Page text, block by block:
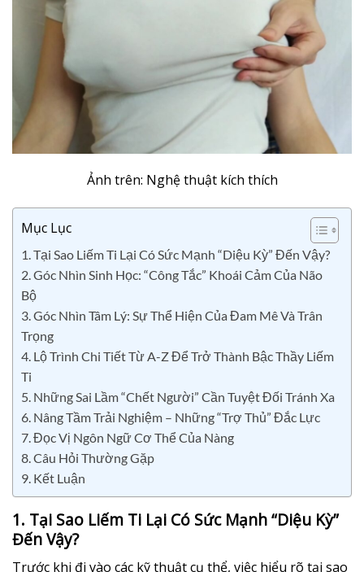
Ảnh trên: Nghệ thuật kích thích
Mục Lục
1. Tại Sao Liếm Ti Lại Có Sức Mạnh “Diệu Kỳ” Đến Vậy?
2. Góc Nhìn Sinh Học: “Công Tắc” Khoái Cảm Của Não
Bộ
3. Góc Nhìn Tâm Lý: Sự Thể Hiện Của Đam Mê Và Trân
Trọng
4. Lộ Trình Chi Tiết Từ A-Z Để Trở Thành Bậc Thầy Liếm
Ti
5. Những Sai Lầm “Chết Người” Cần Tuyệt Đối Tránh Xa
6. Nâng Tầm Trải Nghiệm – Những “Trợ Thủ” Đắc Lực
7. Đọc Vị Ngôn Ngữ Cơ Thể Của Nàng
8. Câu Hỏi Thường Gặp
9. Kết Luận
1. Tại Sao Liếm Ti Lại Có Sức Mạnh “Diệu Kỳ”
Đến Vậy?
Trước khi đi vào các kỹ thuật cụ thể, việc hiểu rõ tại sao